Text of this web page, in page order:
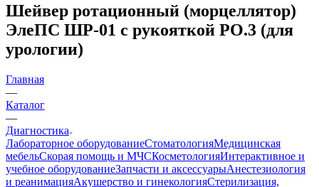
Шейвер ротационный (морцеллятор)
ЭлеПС ШР-01 с рукояткой РО.3 (для
урологии)
Главная
—
Каталог
—
Диагностика
Лабораторное оборудованиеСтоматологияМедицинская
мебельСкорая помощь и МЧСКосметологияИнтерактивное и
учебное оборудованиеЗапчасти и аксессуарыАнестезиология
и реанимацияАкушерство и гинекологияСтерилизация,